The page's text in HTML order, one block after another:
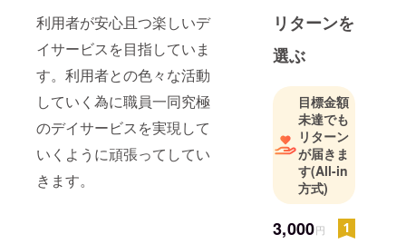
利用者が安心且つ楽しいデ
イサービスを目指していま
す。利用者との色々な活動
していく為に職員一同究極
のデイサービスを実現して
いくように頑張ってしてい
きます。
リターンを
選ぶ
目標金額
未達でも
リターン
が届きま
す(All-in
方式)
3,000円